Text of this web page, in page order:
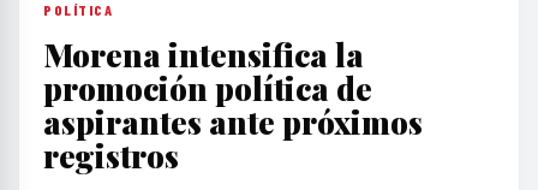
POLÍTICA
Morena intensifica la
promoción política de
aspirantes ante próximos
registros